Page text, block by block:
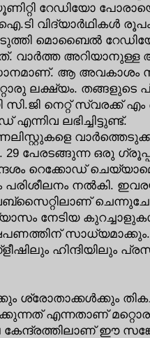
റേഡിയോ
വിദ്യാര്‍ഥികള്‍
മൊബൈല്‍
വാര്‍ത്ത അറിയാനുള്ള
ആ അവകാശം
ലക്ഷ്യം. തങ്ങളുടെ
സി.ജി നെറ്റ്
ലഭിച്ചിട്ടുണ്ട്.
പേരടങ്ങുന്ന ഒരു
റെക്കോഡ്
പരിശീലനം നല്‍കി.
നേടിയ
ഹിന്ദിയിലും
ശ്രോതാക്കള്‍ക്കും
എന്നതാണ്
ഈ